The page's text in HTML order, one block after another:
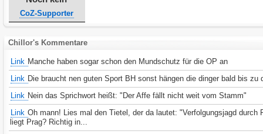
CoZ-Supporter
Chillor's Kommentare
Link Manche haben sogar schon den Mundschutz für die OP an
Link Die braucht nen guten Sport BH sonst hängen die dinger bald bis zu
Link Nein das Sprichwort heißt: "Der Affe fällt nicht weit vom Stamm"
Link Oh mann! Lies mal den Tietel, der da lautet: "Verfolgungsjagd durch
liegt Prag? Richtig in...